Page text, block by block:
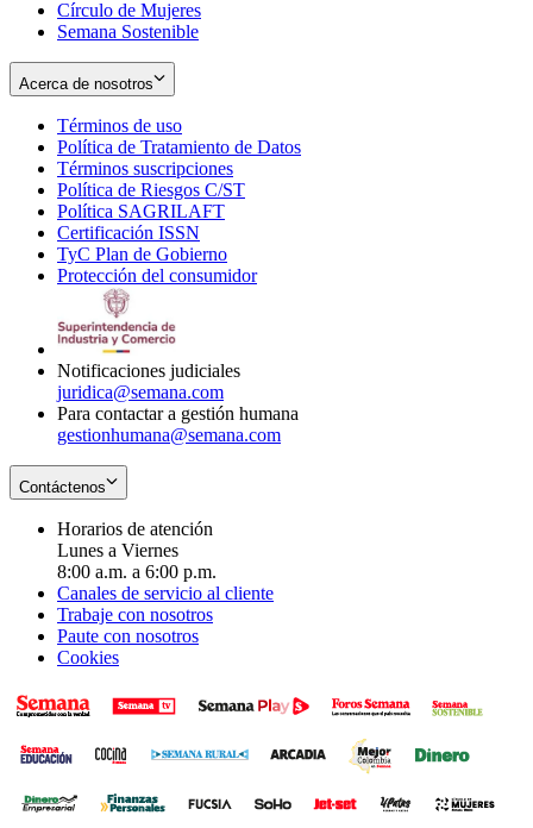
Círculo de Mujeres
Semana Sostenible
Acerca de nosotros
Términos de uso
in
new
window
Política de Tratamiento de Datos
Términos suscripciones
in
Política de Riesgos C/ST
Política SAGRILAFT
new
window
Certificación ISSN
in
new
TyC Plan de Gobierno
in
Protección del consumidorOpens
Notificaciones judiciales
juridica@semana.com
Para contactar a gestión humana
gestionhumana@semana.com
Contáctenos
Horarios de atención
Lunes a Viernes
8:00 a.m. a 6:00 p.m.
Canales de servicio al cliente
Trabaje con nosotros
Paute con nosotros
Cookies